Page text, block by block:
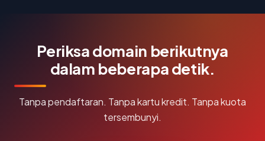
Periksa domain berikutnya
dalam beberapa detik.
Tanpa pendaftaran. Tanpa kartu kredit. Tanpa kuota
tersembunyi.